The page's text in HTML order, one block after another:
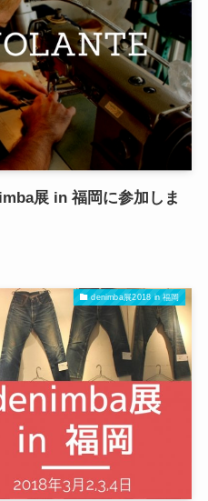
展 in 福岡に参加しま
denimba展2018 in 福岡